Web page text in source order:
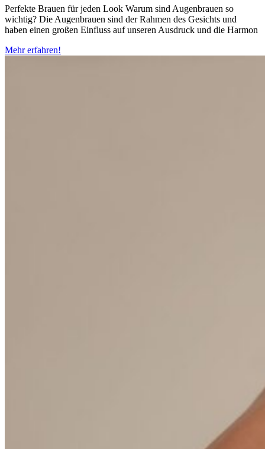
Perfekte Brauen für jeden Look Warum sind Augenbrauen so
wichtig? Die Augenbrauen sind der Rahmen des Gesichts und
haben einen großen Einfluss auf unseren Ausdruck und die Harmon
Mehr erfahren!